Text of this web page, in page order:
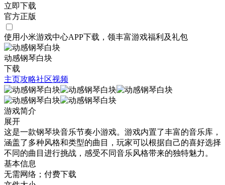
立即下载
官方正版
使用小米游戏中心APP下载 ，领丰富游戏福利 及礼包
动感钢琴白块
下载
主页攻略社区视频
游戏简介
展开
这是一款钢琴块音乐节奏小游戏。游戏内置了丰富的音乐库，
涵盖了多种风格和类型的曲目，玩家可以根据自己的喜好选择
不同的曲目进行挑战，感受不同音乐风格带来的独特魅力。
基本信息
无需网络；付费下载